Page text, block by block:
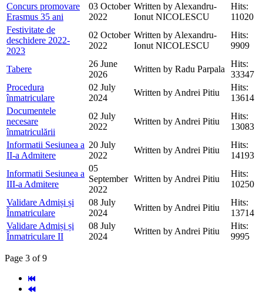
Concurs promovare
Erasmus 35 ani
03 October
2022
Written by Alexandru-
Ionut NICOLESCU
Hits:
11020
Festivitate de
deschidere 2022-
2023
02 October
2022
Written by Alexandru-
Ionut NICOLESCU
Hits:
9909
Tabere
26 June
2026
Written by Radu Parpala
Hits:
33347
Procedura
înmatriculare
02 July
2024
Written by Andrei Pitiu
Hits:
13614
Documentele
necesare
înmatriculării
02 July
2022
Written by Andrei Pitiu
Hits:
13083
Informatii Sesiunea a
II-a Admitere
20 July
2022
Written by Andrei Pitiu
Hits:
14193
Informatii Sesiunea a
III-a Admitere
05
September
2022
Written by Andrei Pitiu
Hits:
10250
Validare Admiși și
Înmatriculare
08 July
2024
Written by Andrei Pitiu
Hits:
13714
Validare Admiși și
Înmatriculare II
08 July
2024
Written by Andrei Pitiu
Hits:
9995
Page 3 of 9